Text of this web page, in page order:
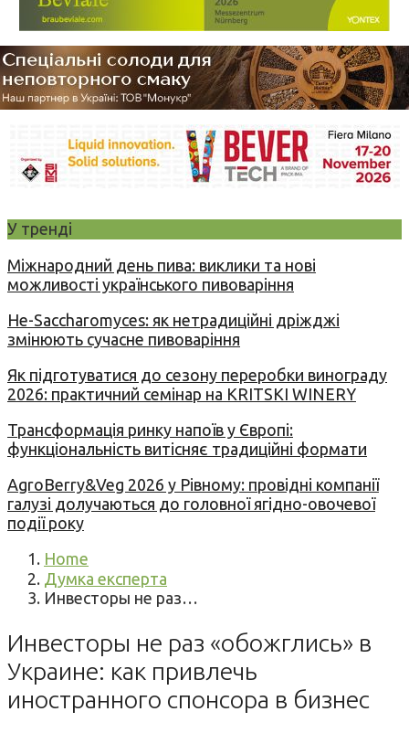
У тренді
Міжнародний день пива: виклики та нові
можливості українського пивоваріння
Не-Saccharomyces: як нетрадиційні дріжджі
змінюють сучасне пивоваріння
Як підготуватися до сезону переробки винограду
2026: практичний семінар на KRITSKI WINERY
Трансформація ринку напоїв у Європі:
функціональність витісняє традиційні формати
AgroBerry&Veg 2026 у Рівному: провідні компанії
галузі долучаються до головної ягідно-овочевої
події року
Home
Думка експерта
Инвесторы не раз…
Инвесторы не раз «обожглись» в
Украине: как привлечь
иностранного спонсора в бизнес